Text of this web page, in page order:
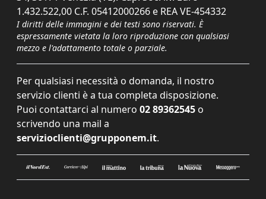
1.432.522,00 C.F. 05412000266 e REA VE-454332
I diritti delle immagini e dei testi sono riservati. È
espressamente vietata la loro riproduzione con qualsiasi
mezzo e l'adattamento totale o parziale.
Per qualsiasi necessità o domanda, il nostro
servizio clienti è a tua completa disposizione.
Puoi contattarci al numero 02 89362545 o
scrivendo una mail a
servizioclienti@grupponem.it.